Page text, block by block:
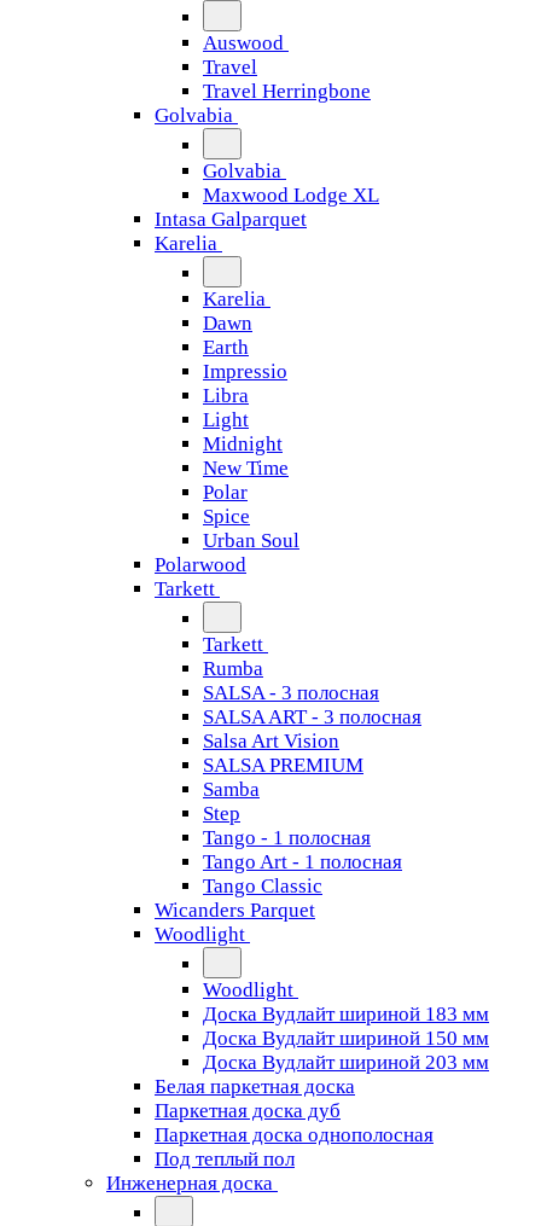
Auswood
Travel
Travel Herringbone
Golvabia
Golvabia
Maxwood Lodge XL
Intasa Galparquet
Karelia
Karelia
Dawn
Earth
Impressio
Libra
Light
Midnight
New Time
Polar
Spice
Urban Soul
Polarwood
Tarkett
Tarkett
Rumba
SALSA - 3 полосная
SALSA ART - 3 полосная
Salsa Art Vision
SALSA PREMIUM
Samba
Step
Tango - 1 полосная
Tango Art - 1 полосная
Tango Classiс
Wicanders Parquet
Woodlight
Woodlight
Доска Вудлайт шириной 183 мм
Доска Вудлайт шириной 150 мм
Доска Вудлайт шириной 203 мм
Белая паркетная доска
Паркетная доска дуб
Паркетная доска однополосная
Под теплый пол
Инженерная доска